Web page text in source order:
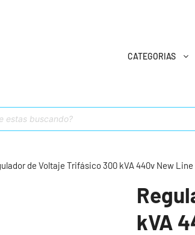
CATEGORIAS
de Voltaje Trifásico 300 kVA 440v New Line
kVA